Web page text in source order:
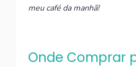
meu café da manhã!
Onde Comprar